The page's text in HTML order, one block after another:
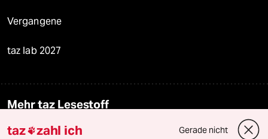
Vergangene
taz lab 2027
Mehr taz Lesestoff
taz zahl ich Gerade nicht